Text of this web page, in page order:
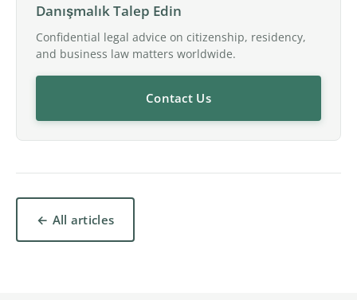
Danışmalık Talep Edin
Confidential legal advice on citizenship, residency,
and business law matters worldwide.
Contact Us
← All articles